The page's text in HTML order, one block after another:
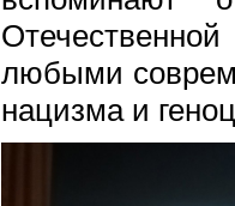
любыми
нацизма и